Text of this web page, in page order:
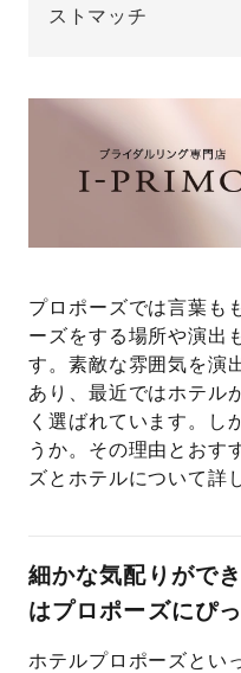
ストマッチ
プロポーズでは言葉も
ーズをする場所や演出
す。素敵な雰囲気を演
あり、最近ではホテル
く選ばれています。し
うか。その理由とおす
ズとホテルについて詳
細かな気配りがで
はプロポーズにぴ
ホテルプロポーズとい
プロポーズシチュ
プロポーズプラン検
プロポーズの方法
場所 I-PRIMO公式